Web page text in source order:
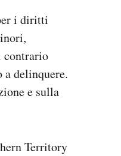
i diritti
contrario
delinquere.
e sulla
Territory